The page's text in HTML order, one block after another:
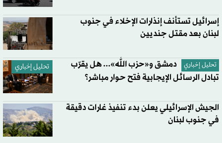
إسرائيل تستأنف إنذارات الإخلاء في جنوب
لبنان بعد مقتل جنديين
تحليل إخباري تحليل إخباري
دمشق و«حزب الله»... هل يقرّب
تبادل الرسائل الإيجابية فتح حوار مباشر؟
الجيش الإسرائيلي يعلن بدء تنفيذ غارات دقيقة
في جنوب لبنان